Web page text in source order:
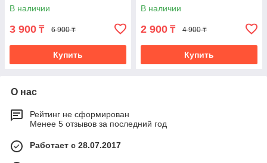
В наличии
3 900 ₸ 6 900 ₸
Купить
В наличии
2 900 ₸ 4 900 ₸
Купить
О нас
Рейтинг не сформирован
Менее 5 отзывов за последний год
Работает с 28.07.2017